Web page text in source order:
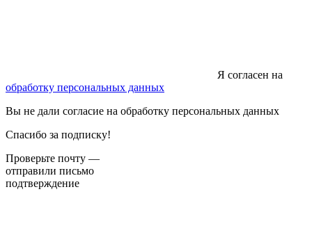
Я согласен на
обработку персональных данных
Вы не дали согласие на обработку персональных данных
Спасибо за подписку!
Проверьте почту —
отправили письмо
подтверждение